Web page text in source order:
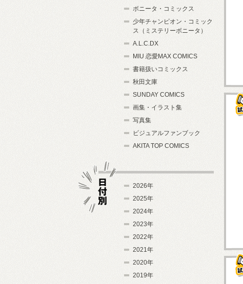
ボニータ・コミックス
少年チャンピオン・コミック
ス（ミステリーボニータ）
A.L.C.DX
MIU 恋愛MAX COMICS
書籍扱いコミックス
秋田文庫
SUNDAY COMICS
画集・イラスト集
写真集
ビジュアルファンブック
AKITA TOP COMICS
2026年
2025年
2024年
2023年
2022年
2021年
2020年
2019年